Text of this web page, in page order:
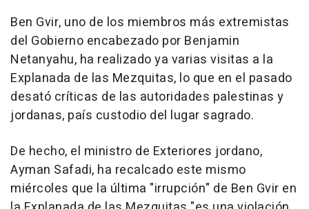
Ben Gvir, uno de los miembros más extremistas
del Gobierno encabezado por Benjamin
Netanyahu, ha realizado ya varias visitas a la
Explanada de las Mezquitas, lo que en el pasado
desató críticas de las autoridades palestinas y
jordanas, país custodio del lugar sagrado.
De hecho, el ministro de Exteriores jordano,
Ayman Safadi, ha recalcado este mismo
miércoles que la última "irrupción" de Ben Gvir en